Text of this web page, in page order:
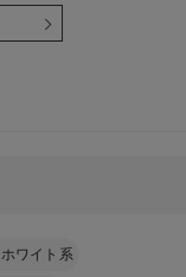
ホワイト系